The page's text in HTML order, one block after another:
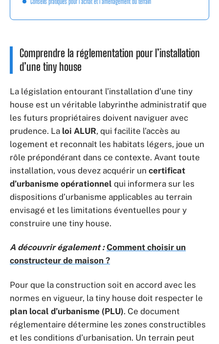
Comprendre la réglementation pour l’installation
d’une tiny house
La législation entourant l’installation d’une tiny
house est un véritable labyrinthe administratif que
les futurs propriétaires doivent naviguer avec
prudence. La loi ALUR, qui facilite l’accès au
logement et reconnaît les habitats légers, joue un
rôle prépondérant dans ce contexte. Avant toute
installation, vous devez acquérir un certificat
d’urbanisme opérationnel qui informera sur les
dispositions d’urbanisme applicables au terrain
envisagé et les limitations éventuelles pour y
construire une tiny house.
A découvrir également : Comment choisir un
constructeur de maison ?
Pour que la construction soit en accord avec les
normes en vigueur, la tiny house doit respecter le
plan local d’urbanisme (PLU). Ce document
réglementaire détermine les zones constructibles
et les conditions d’urbanisation. Un terrain peut